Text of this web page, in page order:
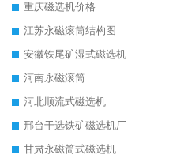
重庆磁选机价格
江苏永磁滚筒结构图
安徽铁尾矿湿式磁选机
河南永磁滚筒
河北顺流式磁选机
邢台干选铁矿磁选机厂
甘肃永磁筒式磁选机